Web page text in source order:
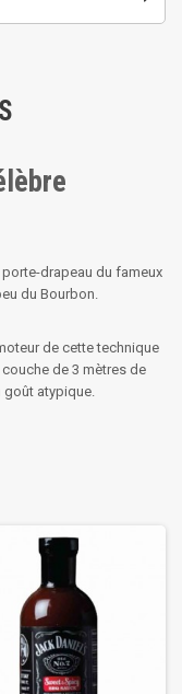
drapeau du fameux
du Bourbon.
de cette technique
de 3 mètres de
goût atypique.